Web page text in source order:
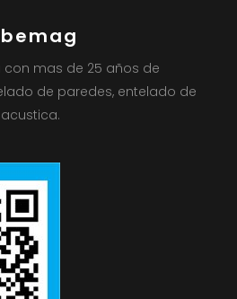
mas de 25 años de
de paredes, entelado de